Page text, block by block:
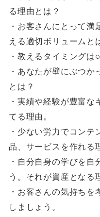
る理由とは？
・お客さんにとって
える適切ボリュームと
・教えるタイミングは
・あなたが壁にぶつ
とは？
・実績や経験が豊富
てる理由。
・少ない労力でコン
品、サービスを作れる
・自分自身の学びを自
う。それが資産となる
・お客さんの気持ち
しましょう。